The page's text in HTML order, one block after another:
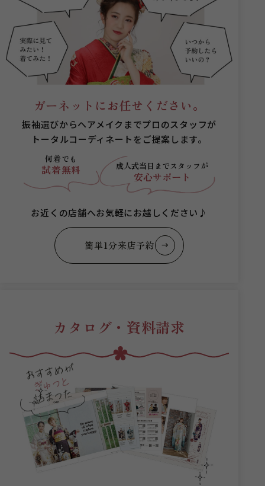
ガーネットにお任せください。
振袖選びからヘアメイクまでプロのスタッフが
トータルコーディネートをご提案します。
何着でも
試着無料 成人式当日までスタッフが
安心サポート
お近くの店舗へお気軽にお越しください♪
簡単1分来店予約
カタログ・資料請求